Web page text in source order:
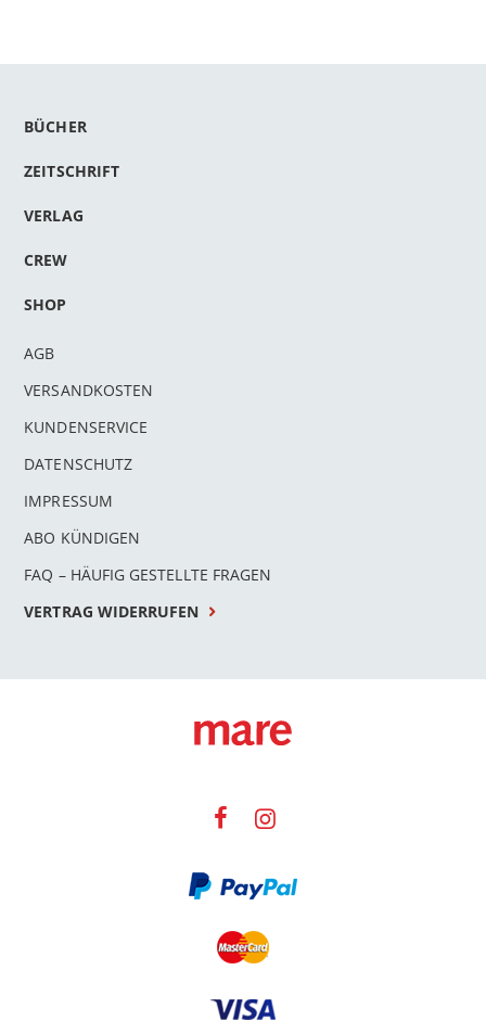
BÜCHER
ZEITSCHRIFT
VERLAG
CREW
SHOP
AGB
VERSANDKOSTEN
KUNDENSERVICE
DATENSCHUTZ
IMPRESSUM
ABO KÜNDIGEN
FAQ – HÄUFIG GESTELLTE FRAGEN
VERTRAG WIDERRUFEN